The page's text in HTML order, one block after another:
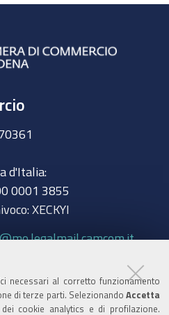
necessari al corretto funzionamento
di terze parti. Selezionando Accetta
cookie analytics e di profilazione.
d'Italia:
0001 3855
XECKYI